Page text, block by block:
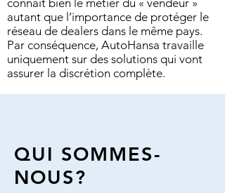
autant que l’importance de protéger le
réseau de dealers dans le même pays.
Par conséquence, AutoHansa travaille
uniquement sur des solutions qui vont
assurer la discrétion complète.
QUI SOMMES-
NOUS?